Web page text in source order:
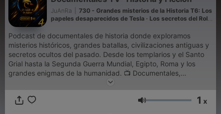
JuAnRa
730 - Grandes misterios de la Historia T6: Los
papeles desaparecidos de Tesla · Los secretos del Rollo
Podcast de documentales de historia donde exploramos
misterios históricos, grandes batallas, civilizaciones antiguas y
secretos ocultos del pasado. Desde los templarios y el Santo
Grial hasta la Segunda Guerra Mundial, Egipto, Roma y los
grandes enigmas de la humanidad. 📺 Documentales,
se publican sin importar que sean de Derechas o izquierdas ,
Volume 1 x